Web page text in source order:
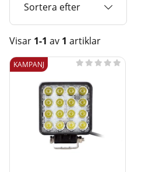
Sortera efter
Visar 1-1 av 1 artiklar
Produkter
KAMPANJ     